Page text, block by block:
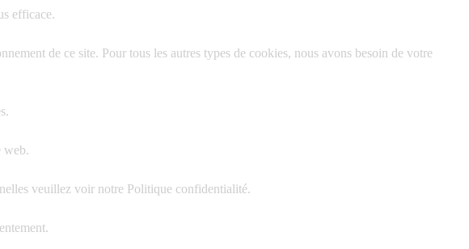
efficace.
de ce site. Pour tous les autres types de cookies, nous avons besoin de votre
web.
veuillez voir notre Politique confidentialité.